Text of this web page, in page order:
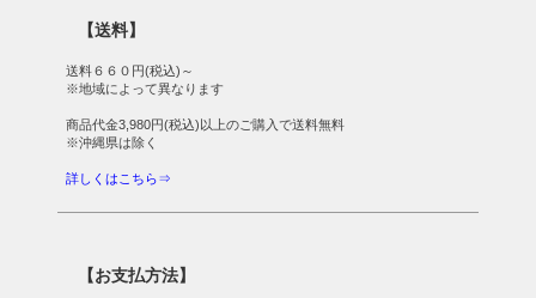
【送料】
送料６６０円(税込)～
※地域によって異なります
商品代金3,980円(税込)以上のご購入で送料無料
※沖縄県は除く
詳しくはこちら⇒
【お支払方法】